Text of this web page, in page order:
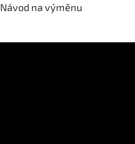
Návod na výměnu